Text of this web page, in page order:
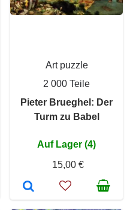
Art puzzle
2 000 Teile
Pieter Brueghel: Der
Turm zu Babel
Auf Lager (4)
15,00 €